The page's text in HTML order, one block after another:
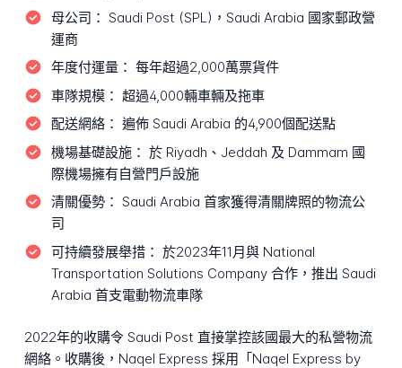
母公司： Saudi Post (SPL)，Saudi Arabia 國家郵政營
運商
年度付運量： 每年超過2,000萬票貨件
車隊規模： 超過4,000輛車輛及拖車
配送網絡： 遍佈 Saudi Arabia 的4,900個配送點
機場基礎設施： 於 Riyadh、Jeddah 及 Dammam 國
際機場擁有自營門戶設施
清關優勢： Saudi Arabia 首家獲得清關牌照的物流公
司
可持續發展舉措： 於2023年11月與 National
Transportation Solutions Company 合作，推出 Saudi
Arabia 首支電動物流車隊
2022年的收購令 Saudi Post 直接掌控該國最大的私營物流
網絡。收購後，Naqel Express 採用「Naqel Express by